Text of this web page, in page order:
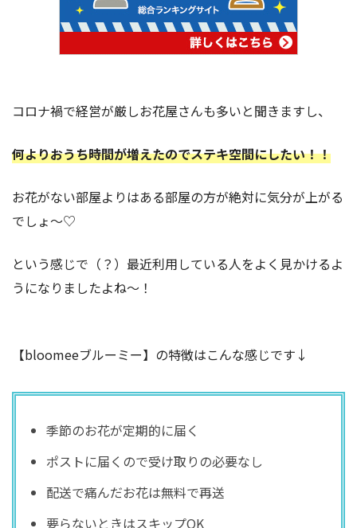
コロナ禍で経営が厳しお花屋さんも多いと聞きますし、
何よりおうち時間が増えたのでステキ空間にしたい！！
お花がない部屋よりはある部屋の方が絶対に気分が上がる
でしょ〜♡
という感じで（？）最近利用している人をよく見かけるよ
うになりましたよね〜！
【bloomeeブルーミー】の特徴はこんな感じです↓
季節のお花が定期的に届く
ポストに届くので受け取りの必要なし
配送で痛んだお花は無料で再送
要らないときはスキップOK